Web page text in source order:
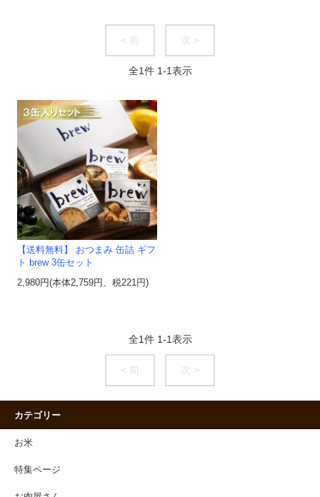
< 前 次 >
全1件 1-1表示
【送料無料】 おつまみ 缶詰 ギフ
ト brew 3缶セット
2,980円(本体2,759円、税221円)
全1件 1-1表示
< 前 次 >
カテゴリー
お米
特集ページ